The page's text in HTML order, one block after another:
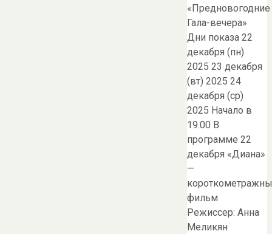
«Предновогодние
Гала-вечера»
Дни показа 22
декабря (пн)
2025 23 декабря
(вт) 2025 24
декабря (ср)
2025 Начало в
19.00 В
программе 22
декабря «Диана»
—
фильм
Режиссер: Анна
Меликян